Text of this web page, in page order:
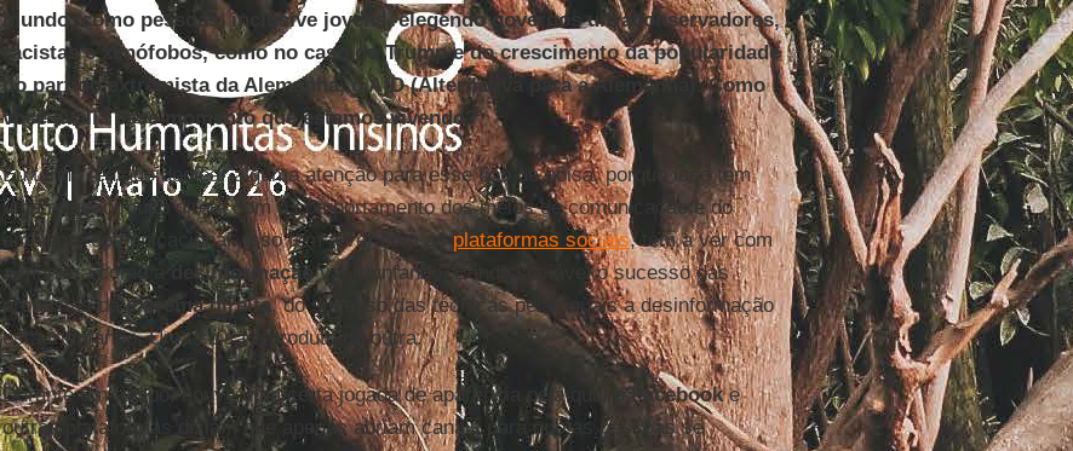
mundo, como pessoas, inclusive jovens, elegendo governos ultraconservadores,
racistas e xenófobos, como no caso do Trump e do crescimento da popularidade
do partido extremista da Alemanha, o AfD (Alternativa para a Alemanha). Como
você avalia esse momento que estamos vivendo?
Eu tenho tentado dedicar alguma atenção para esse tipo de coisa, porque isso tem
uma relação muito direta com o comportamento dos meios de comunicação e do
ambiente comunicacional. Isso tem a ver com asplataformas sociais, tem a ver com
a maneira como a
desinformaçãovai triunfando. É indissociável o sucesso das
propostas daextrema direita, do sucesso das técnicas pelas quais a desinformação
está triunfando. Uma coisa é produto da outra.
Durante um tempo, houve uma certa jogada de aparência pela qual oFacebooke
outras plataformas diziam que apenas abriam canais para que as pessoas se